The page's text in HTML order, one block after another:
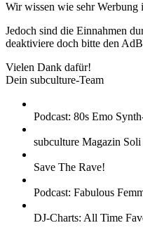
Wir wissen wie sehr Werbung
Jedoch sind die Einnahmen
deaktiviere doch bitte den
Vielen Dank dafür!
Dein subculture-Team
Podcast: 80s Emo
subculture Magazin
Save The Rave!
Podcast: Fabulous
DJ-Charts: All Time